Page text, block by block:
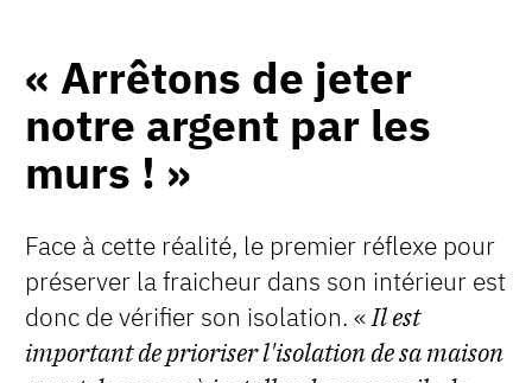
« Arrêtons de jeter
notre argent par les
murs ! »
Face à cette réalité, le premier réflexe pour
préserver la fraicheur dans son intérieur est
donc de vérifier son isolation. « Il est
important de prioriser l'isolation de sa maison